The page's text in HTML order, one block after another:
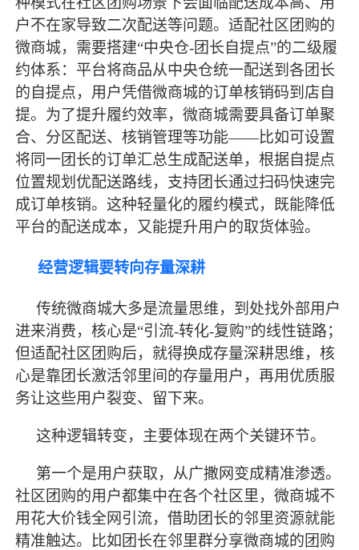
户不在家导致二次配送等问题。适配社区团购的
微商城，需要搭建“中央仓-团长自提点”的二级履
约体系：平台将商品从中央仓统一配送到各团长
的自提点，用户凭借微商城的订单核销码到店自
提。为了提升履约效率，微商城需要具备订单聚
合、分区配送、核销管理等功能——比如 可设置
将同一团长的订单汇总生成配送单，根据自提点
位置规划优配送路线，支持团长通过扫码快速完
成订单核销。这种轻量化的履约模式，既能降低
平台的配送成本，又能提升用户的取货体验。
经营逻辑要转向存量深耕
传统微商城大多是流量思维，到处找外部用户
进来消费，核心是“引流-转化-复购”的线性链路；
但适配社区团购后，就得换成存量深耕思维，核
心是靠团长激活邻里间的存量用户，再用优质服
务让这些用户裂变、留下来。
这种逻辑转变，主要体现在两个关键环节。
第一个是用户获取，从广撒网变成精准渗透。
社区团购的用户都集中在各个社区里，微商城不
用花大价钱全网引流，借助团长的邻里资源就能
精准触达。比如团长在邻里群分享微商城的团购